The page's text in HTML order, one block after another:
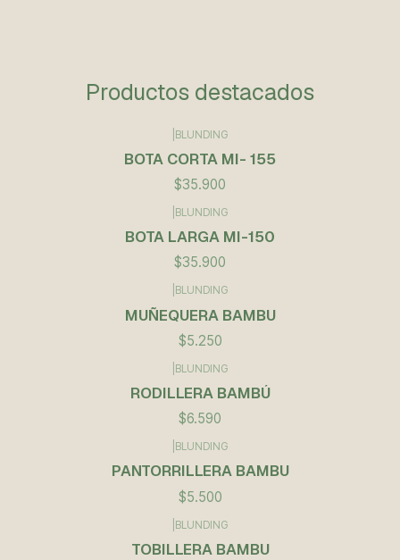
Productos destacados
BLUNDING
BOTA CORTA MI- 155
$35.900
BLUNDING
BOTA LARGA MI-150
$35.900
BLUNDING
MUÑEQUERA BAMBU
$5.250
BLUNDING
RODILLERA BAMBÚ
$6.590
BLUNDING
PANTORRILLERA BAMBU
$5.500
BLUNDING
TOBILLERA BAMBU